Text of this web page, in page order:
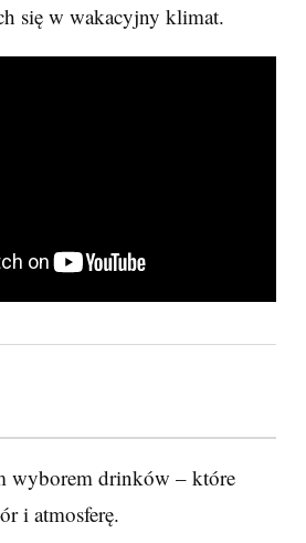
się w wakacyjny klimat.
wyborem drinków – które
i atmosferę.